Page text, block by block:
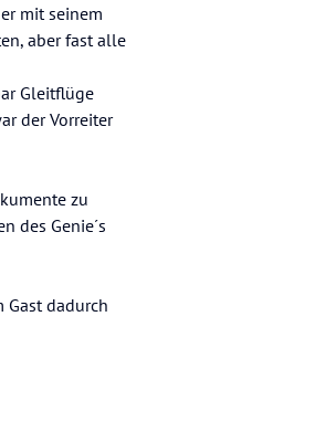
mit seinem
aber fast alle
Gleitflüge
der Vorreiter
zu
des Genie´s
dadurch